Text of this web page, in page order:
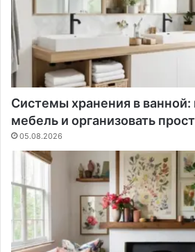
Системы хранения в ванной:
мебель и организовать
05.08.2026